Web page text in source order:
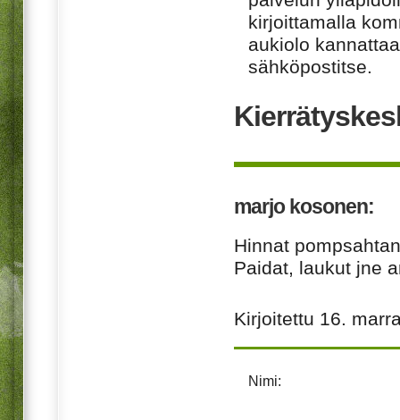
kirjoittamalla
aukiolo
sähköpostitse.
marjo kosonen:
Hinnat
Paidat, laukut jne
Kirjoitettu 16.
Nimi: